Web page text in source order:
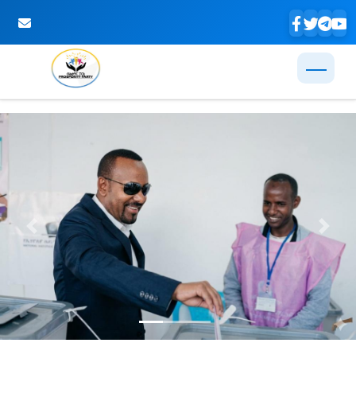
Skip to Main Content
Previous Next